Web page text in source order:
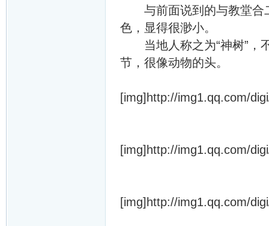
与前面说到的与教堂合
色，显得很渺小。
当地人称之为“神树”，
节，很像动物的头。
[img]http://img1.qq.com/
[img]http://img1.qq.com/
[img]http://img1.qq.com/